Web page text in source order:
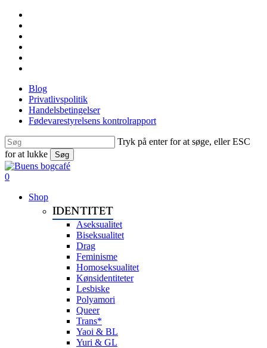
Skip
main
content
Blog
Privatlivspolitik
Handelsbetingelser
Fødevarestyrelsens kontrolrapport
Tryk på enter for at søge, eller ESC
for at lukke
Søg
Close
Search
search
0
Shop
IDENTITET
Aseksualitet
Biseksualitet
Drag
Feminisme
Homoseksualitet
Kønsidentiteter
Lesbiske
Polyamori
Queer
Trans*
Yaoi & BL
Yuri & GL